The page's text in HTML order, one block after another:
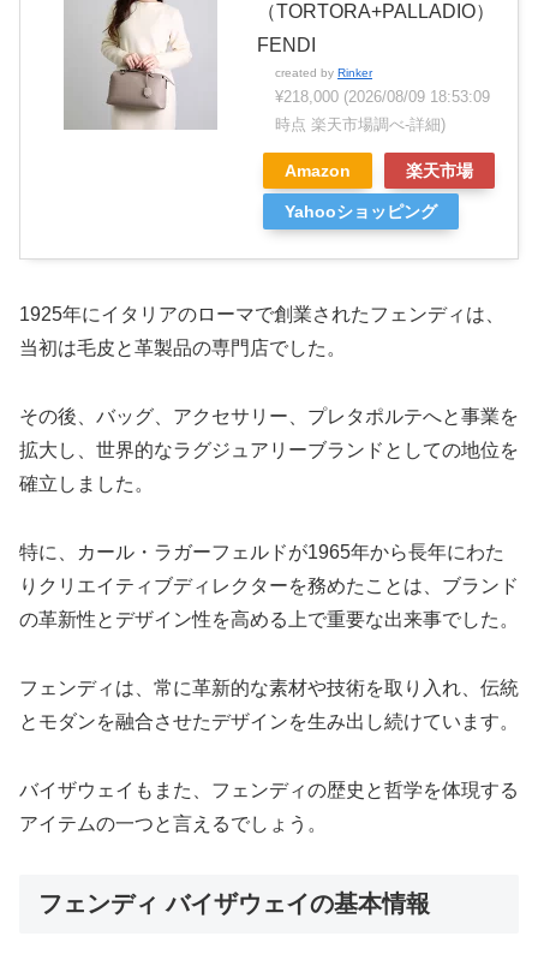
（TORTORA+PALLADIO）
FENDI
created by Rinker
¥218,000 (2026/08/09 18:53:09
時点 楽天市場調べ-詳細)
Amazon 楽天市場
Yahooショッピング
1925年にイタリアのローマで創業されたフェンディは、
当初は毛皮と革製品の専門店でした。
その後、バッグ、アクセサリー、プレタポルテへと事業を
拡大し、世界的なラグジュアリーブランドとしての地位を
確立しました。
特に、カール・ラガーフェルドが1965年から長年にわた
りクリエイティブディレクターを務めたことは、ブランド
の革新性とデザイン性を高める上で重要な出来事でした。
フェンディは、常に革新的な素材や技術を取り入れ、伝統
とモダンを融合させたデザインを生み出し続けています。
バイザウェイもまた、フェンディの歴史と哲学を体現する
アイテムの一つと言えるでしょう。
フェンディ バイザウェイの基本情報